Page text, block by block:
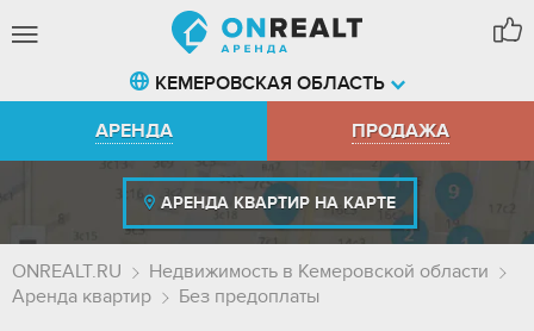
КЕМЕРОВСКАЯ ОБЛАСТЬ
АРЕНДА
ПРОДАЖА
АРЕНДА КВАРТИР НА КАРТЕ
ONREALT.RU
Недвижимость в Кемеровской области
Аренда квартир
Без предоплаты